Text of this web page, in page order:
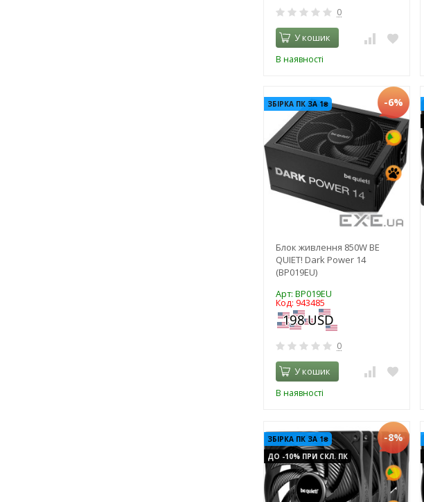
0
У кошик
В наявності
ЗБІРКА ПК ЗА 1₴ -6%
Блок живлення 850W BE
QUIET! Dark Power 14
(BP019EU)
Арт: BP019EU
Код: 943485
0
У кошик
В наявності
ЗБІРКА ПК ЗА 1₴
ДО -10% ПРИ СКЛ. ПК
-8%